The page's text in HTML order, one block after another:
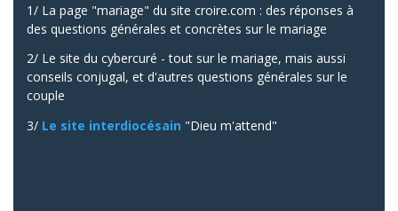
1/ La page "mariage" du site croire.com : des réponses à
des questions générales et concrètes sur le mariage
2/ Le site du cybercuré - tout sur le mariage, mais aussi
conseils conjugal, et d'autres questions générales sur le
couple
3/ Le site interdiocésain "Dieu m'attend"